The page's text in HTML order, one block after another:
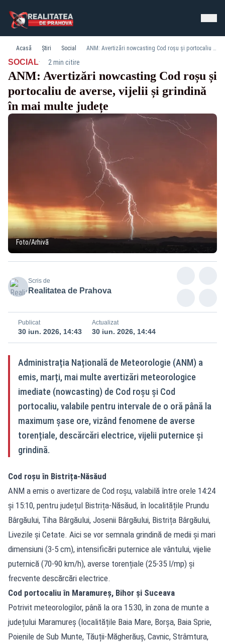
Acasă Știri Social ANM: Avertizări nowcasting Cod roșu și portocaliu de averse, vijelii și grindină în mai multe județe
SOCIAL· 2 min citire
ANM: Avertizări nowcasting Cod roșu și
portocaliu de averse, vijelii și grindină
în mai multe județe
Foto/Arhivă
Scris de
Realitatea de Prahova
Publicat
30 iun. 2026, 14:43
Actualizat
30 iun. 2026, 14:44
Administrația Națională de Meteorologie (ANM) a
emis, marți, mai multe avertizări meteorologice
imediate (nowcasting) de Cod roșu și Cod
portocaliu, valabile pentru intervale de o oră până la
maximum șase ore, vizând fenomene de averse
torențiale, descărcări electrice, vijelii puternice și
grindină.
Cod roșu în Bistrița-Năsăud
ANM a emis o avertizare de Cod roșu, valabilă între orele 14:24
și 15:10, pentru județul Bistrița-Năsăud, în localitățile Prundu
Bârgăului, Tiha Bârgăului, Josenii Bârgăului, Bistrița Bârgăului,
Livezile și Cetate. Aici se vor semnala grindină de medii și mari
dimensiuni (3-5 cm), intensificări puternice ale vântului, vijelie
puternică (70-90 km/h), averse torențiale (25-35 l/mp) și
frecvente descărcări electrice.
Cod portocaliu în Maramureș, Bihor și Suceava
Potrivit meteorologilor, până la ora 15:30, în zona de munte a
județului Maramureș (localitățile Baia Mare, Borșa, Baia Sprie,
Poienile de Sub Munte, Tăuții-Măgherăuș, Cavnic, Strâmtura,